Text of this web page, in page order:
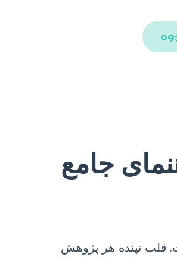
جامع
قلب تپنده هر پژوهش